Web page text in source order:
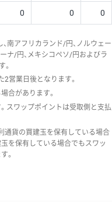
0 0 0
南アフリカランド/円、ノルウェー
ナ/円、メキシコペソ/円およびラ
。
2営業日後となります。
合があります。
スワップポイントは受取側と支払
通貨の買建玉を保有している場合
玉を保有している場合でもスワッ
。